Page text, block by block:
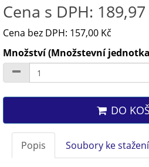
Cena s DPH: 189,97
Cena bez DPH: 157,00 Kč
Množství (Množstevní
DO
Popis Soubory ke stažení